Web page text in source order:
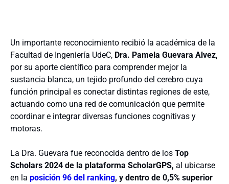
Un importante reconocimiento recibió la académica de la
Facultad de Ingeniería UdeC, Dra. Pamela Guevara Alvez,
por su aporte científico para comprender mejor la
sustancia blanca, un tejido profundo del cerebro cuya
función principal es conectar distintas regiones de este,
actuando como una red de comunicación que permite
coordinar e integrar diversas funciones cognitivas y
motoras.
La Dra. Guevara fue reconocida dentro de los Top
Scholars 2024 de la plataforma ScholarGPS, al ubicarse
en la posición 96 del ranking, y dentro de 0,5% superior